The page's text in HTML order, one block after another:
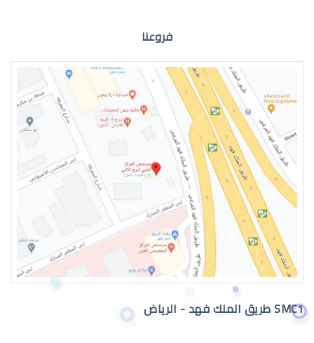
عمليات التجميل للعين
جراحة تجميل العيون
فروعنا
SMC1 طريق الملك فهد - الرياض